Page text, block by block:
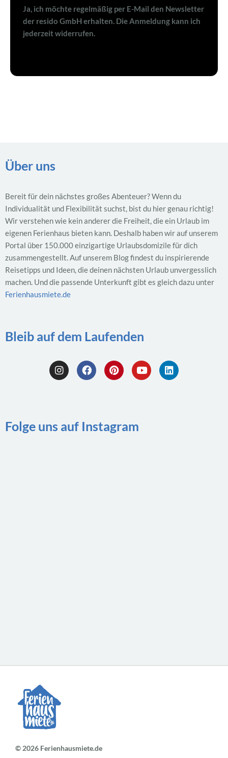
Ja, ich möchte regelmäßig per E-Mail den Newsletter
der resido GmbH erhalten. Die Anmeldung kann ich
jederzeit widerrufen.
Über uns
Bereit für dein nächstes großes Abenteuer? Wenn du
Individualität und Flexibilität suchst, bist du hier genau richtig!
Wir verstehen wie kein anderer die Freiheit, die ein Urlaub im
eigenen Ferienhaus bieten kann. Deshalb haben wir auf unserem
Portal über 150.000 einzigartige Urlaubsdomizile für dich
zusammengestellt. Auf unserem Blog findest du inspirierende
Reisetipps und Ideen, die deinen nächsten Urlaub unvergesslich
machen. Und die passende Unterkunft gibt es gleich dazu unter
Ferienhausmiete.de
Bleib auf dem Laufenden
Folge uns auf Instagram
© 2026 Ferienhausmiete.de